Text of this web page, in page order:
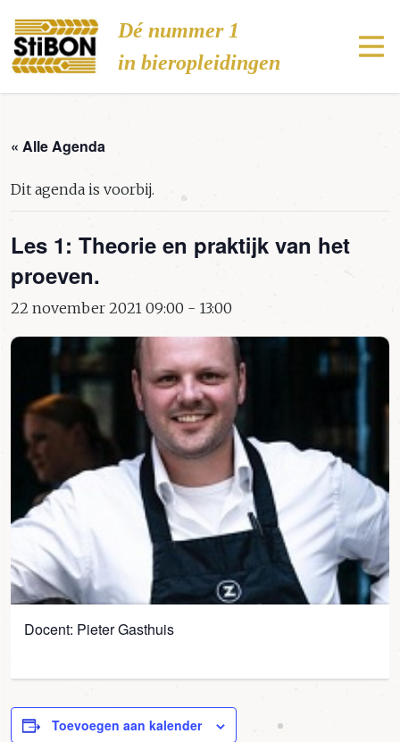
Stibon
Dé nummer 1
in bieropleidingen
« Alle Agenda
Dit agenda is voorbij.
Les 1: Theorie en praktijk van het
proeven.
22 november 2021 09:00 - 13:00
Docent: Pieter Gasthuis
Toevoegen aan kalender